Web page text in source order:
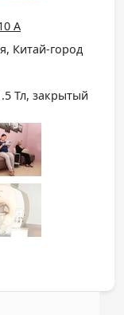
А
Китай-город
Тл, закрытый